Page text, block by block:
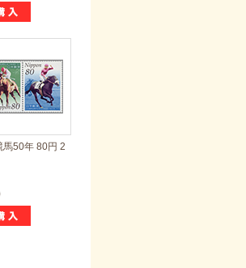
馬50年 80円 2